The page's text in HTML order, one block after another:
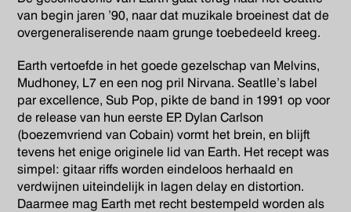
van begin jaren ’90, naar dat muzikale broeinest dat de
overgeneraliserende naam grunge toebedeeld kreeg.
Earth vertoefde in het goede gezelschap van Melvins,
Mudhoney, L7 en een nog pril Nirvana. Seatlle’s label
par excellence, Sub Pop, pikte de band in 1991 op voor
de release van hun eerste EP. Dylan Carlson
(boezemvriend van Cobain) vormt het brein, en blijft
tevens het enige originele lid van Earth. Het recept was
simpel: gitaar riffs worden eindeloos herhaald en
verdwijnen uiteindelijk in lagen delay en distortion.
Daarmee mag Earth met recht bestempeld worden als